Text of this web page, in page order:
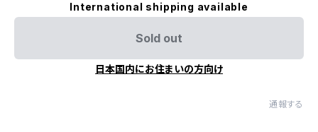
International shipping available
Sold out
日本国内にお住まいの方向け
通報する